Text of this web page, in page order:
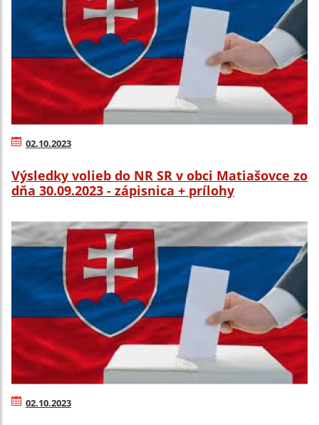
02.10.2023
Výsledky volieb do NR SR v obci Matiašovce zo
dňa 30.09.2023 - zápisnica + prílohy
02.10.2023